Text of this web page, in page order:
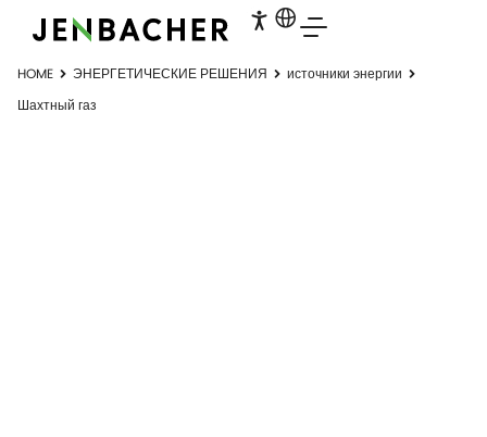
HOME ЭНЕРГЕТИЧЕСКИЕ РЕШЕНИЯ
источники энергии
Шахтный газ